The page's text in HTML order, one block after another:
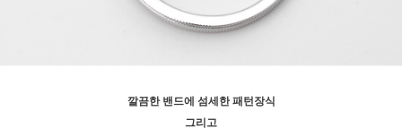
깔끔한 밴드에 섬세한 패턴장식
그리고